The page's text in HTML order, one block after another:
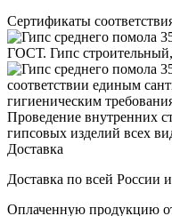
Сертификаты
ГОСТ. Гипс
соответствии единым
гигиеническим
Проведение внутренних
гипсовых изделий всех
Доставка
Доставка по всей России
Оплаченную продукцию